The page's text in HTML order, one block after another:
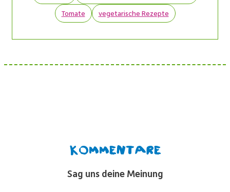
Tomate
vegetarische Rezepte
Kommentare
Sag uns deine Meinung